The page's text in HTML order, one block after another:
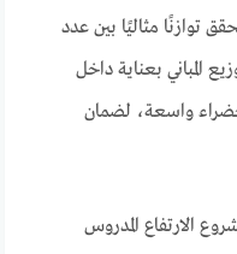
وهو ما يحقق توازنًا مثاليًا بين عدد
المباني بعناية داخل
واسعة، لضمان
الارتفاع المدروس